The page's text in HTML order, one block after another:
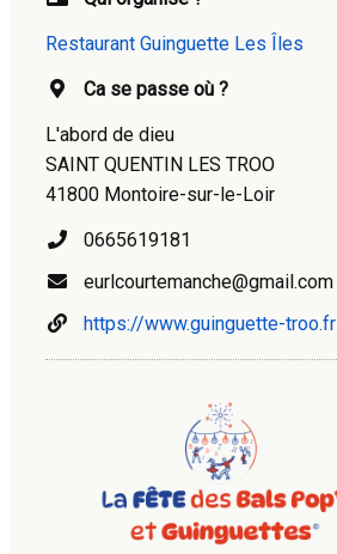
Restaurant Guinguette Les Îles
Ca se passe où ?
L'abord de dieu
SAINT QUENTIN LES TROO
41800 Montoire-sur-le-Loir
0665619181
eurlcourtemanche@gmail.com
https://www.guinguette-troo.fr